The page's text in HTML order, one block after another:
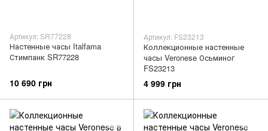
Артикул: SR77228
Настенные часы Italfama
Стимпанк SR77228
10 690 грн
Артикул: FS23213
Коллекционные настенные
часы Veronese Осьминог
FS23213
4 999 грн